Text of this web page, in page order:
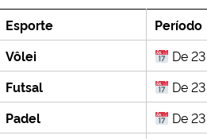
Esporte Período
Vôlei
De
Futsal
De
Padel
De